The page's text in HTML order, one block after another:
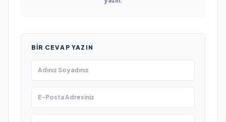
BIR CEVAP YAZIN